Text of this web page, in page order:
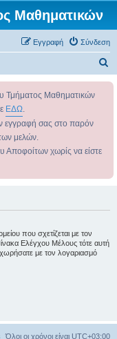
Μαθηματικών
Σύνδεση
Εγγραφή
σ
Τμήματος Μαθηματικών
ΕΔΩ.
εγγραφή σας στο παρόν
μελών.
Αποφοίτων χωρίς να είστε
που σχετίζεται με τον
Ελέγχου Μέλους τότε αυτή
με τον λογαριασμό
Όλοι οι χρόνοι είναι UTC+03:00